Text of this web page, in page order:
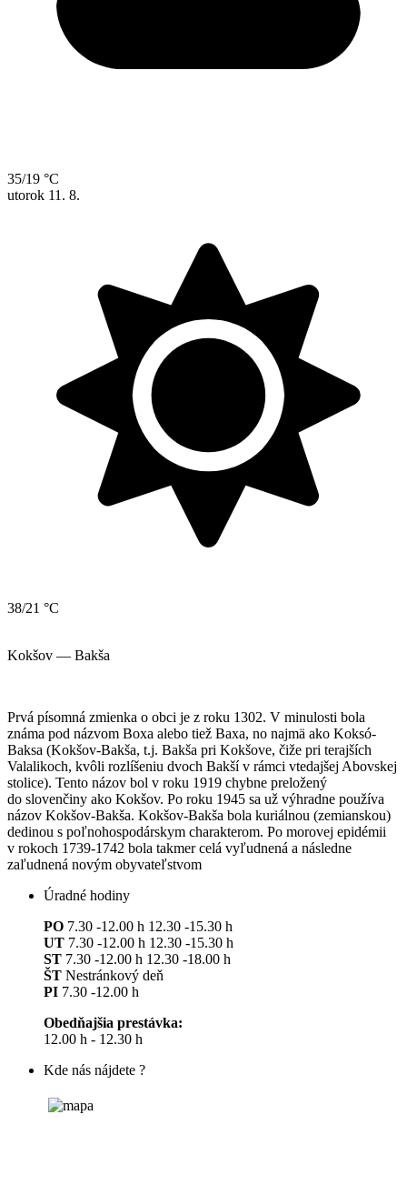
35/19 °C
utorok 11. 8.
38/21 °C
Kokšov — Bakša
Prvá písomná zmienka o obci je z roku 1302. V minulosti bola
známa pod názvom Boxa alebo tiež Baxa, no najmä ako Koksó-
Baksa (Kokšov-Bakša, t.j. Bakša pri Kokšove, čiže pri terajších
Valalikoch, kvôli rozlíšeniu dvoch Bakší v rámci vtedajšej Abovskej
stolice). Tento názov bol v roku 1919 chybne preložený
do slovenčiny ako Kokšov. Po roku 1945 sa už výhradne používa
názov Kokšov-Bakša. Kokšov-Bakša bola kuriálnou (zemianskou)
dedinou s poľnohospodárskym charakterom. Po morovej epidémii
v rokoch 1739-1742 bola takmer celá vyľudnená a následne
zaľudnená novým obyvateľstvom
Úradné hodiny
PO 7.30 -12.00 h 12.30 -15.30 h
UT 7.30 -12.00 h 12.30 -15.30 h
ST 7.30 -12.00 h 12.30 -18.00 h
ŠT Nestránkový deň
PI 7.30 -12.00 h
Obedňajšia prestávka:
12.00 h - 12.30 h
Kde nás nájdete ?